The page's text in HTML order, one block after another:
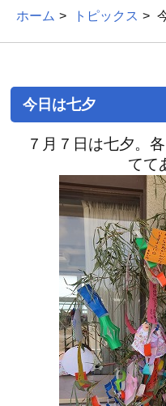
ホーム トピックス
今日は七夕
７月７日は七夕。
てて